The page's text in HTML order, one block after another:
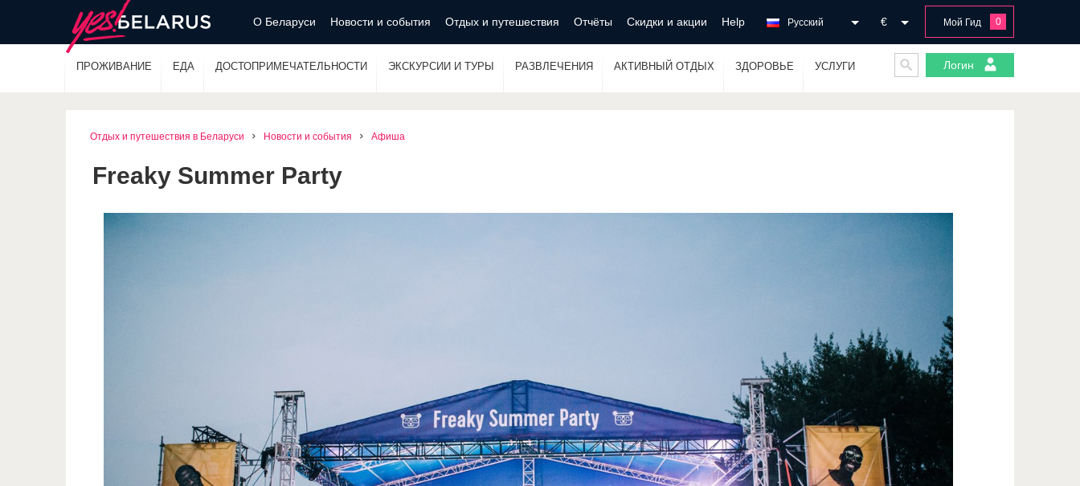
О Беларуси Новости и события Отдых и путешествия Отчёты Скидки и акции Help Мой Гид 0
€
Русский
ПРОЖИВАНИЕ ЕДА ДОСТОПРИМЕЧАТЕЛЬНОСТИ ЭКСКУРСИИ И ТУРЫ РАЗВЛЕЧЕНИЯ АКТИВНЫЙ ОТДЫХ ЗДОРОВЬЕ УСЛУГИ Логин
Отдых и путешествия в Беларуси Новости и события Афиша
Freaky Summer Party